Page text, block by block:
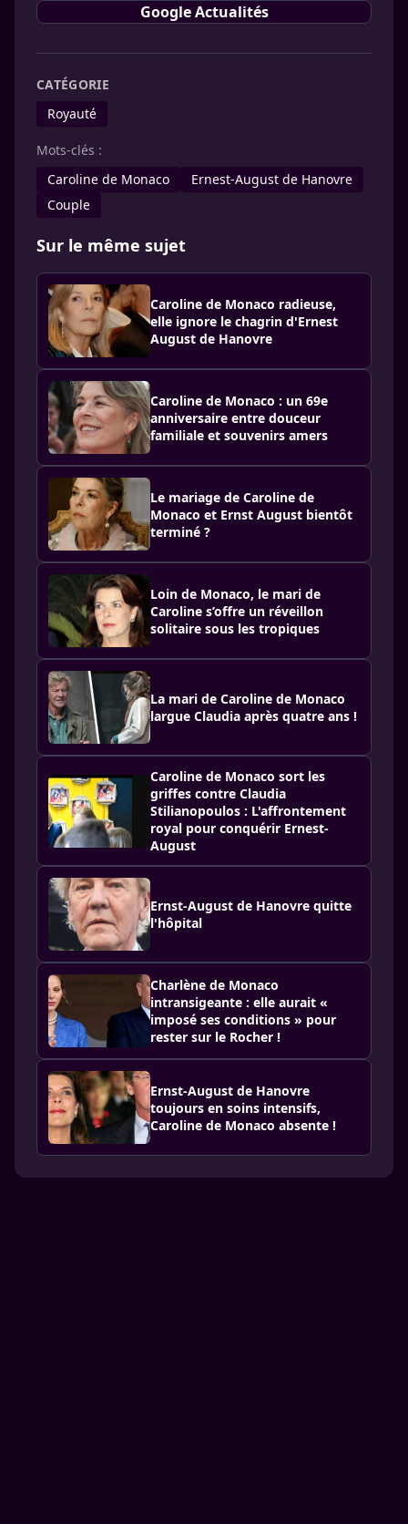
Google Actualités
CATÉGORIE
Royauté
Mots-clés :
Caroline de Monaco
Ernest-August de Hanovre
Couple
Sur le même sujet
Caroline de Monaco radieuse,
elle ignore le chagrin d'Ernest
August de Hanovre
Caroline de Monaco : un 69e
anniversaire entre douceur
familiale et souvenirs amers
Le mariage de Caroline de
Monaco et Ernst August bientôt
terminé ?
Loin de Monaco, le mari de
Caroline s’offre un réveillon
solitaire sous les tropiques
La mari de Caroline de Monaco
largue Claudia après quatre ans !
Caroline de Monaco sort les
griffes contre Claudia
Stilianopoulos : L'affrontement
royal pour conquérir Ernest-
August
Ernst-August de Hanovre quitte
l'hôpital
Charlène de Monaco
intransigeante : elle aurait «
imposé ses conditions » pour
rester sur le Rocher !
Ernst-August de Hanovre
toujours en soins intensifs,
Caroline de Monaco absente !